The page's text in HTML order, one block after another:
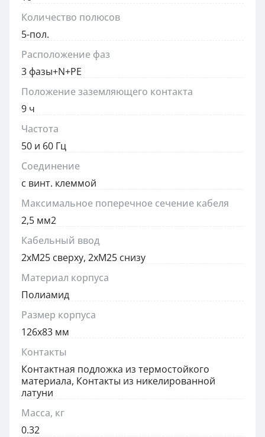
Количество полюсов
5-пол.
Расположение фаз
3 фазы+N+PE
Положение заземляющего контакта
9 ч
Частота
50 и 60 Гц
Соединение
с винт. клеммой
Максимальное поперечное сечение кабеля
2,5 мм2
Кабельный ввод
2xM25 сверху, 2xM25 снизу
Материал корпуса
Полиамид
Размер корпуса
126x83 мм
Контакты
Контактная подложка из термостойкого
материала, Контакты из никелированной
латуни
Масса, кг
0.32